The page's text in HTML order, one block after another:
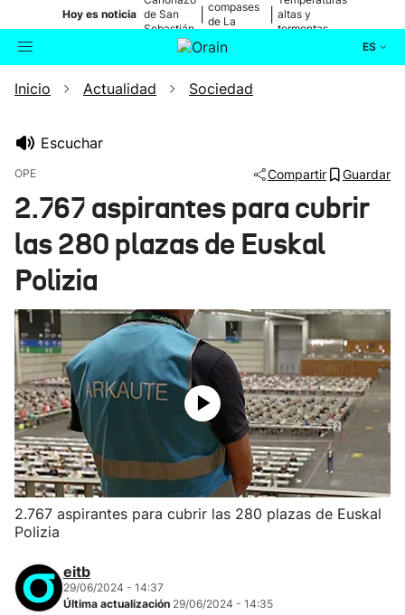
Hoy es noticia de San
Sebastián
compases
de La
altas y
tormentas
ES
Buscador Actualidad
Ikusmiran
Inicio Actualidad Sociedad
Escuchar
OPE Compartir Guardar
2.767 aspirantes para cubrir
las 280 plazas de Euskal
Polizia
2.767 aspirantes para cubrir las 280 plazas de Euskal
Polizia
eitb
29/06/2024 - 14:37
Última actualización 29/06/2024 - 14:35